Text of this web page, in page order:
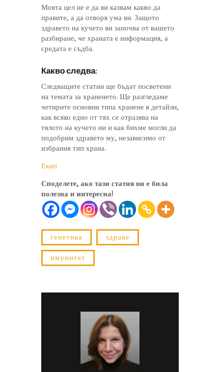
Моята цел не е да ви казвам какво да
правите, а да отворя ума ви. Защото
здравето на кучето ви започва от вашето
разбиране, че храната е информация, а
средата е съдба.
Какво следва:
Следващите статии ще бъдат посветени
на темата за храненето. Ще разгледаме
четирите основни типа хранене в детайли,
как всяко едно от тях се отразява на
тялото на кучето ни и как бихме могли да
подобрим здравето му, независимо от
избрания тип храна.
Екип
Споделете, ако тази статия ви е била
полезна и интересна!
генетика здраве
имунитет